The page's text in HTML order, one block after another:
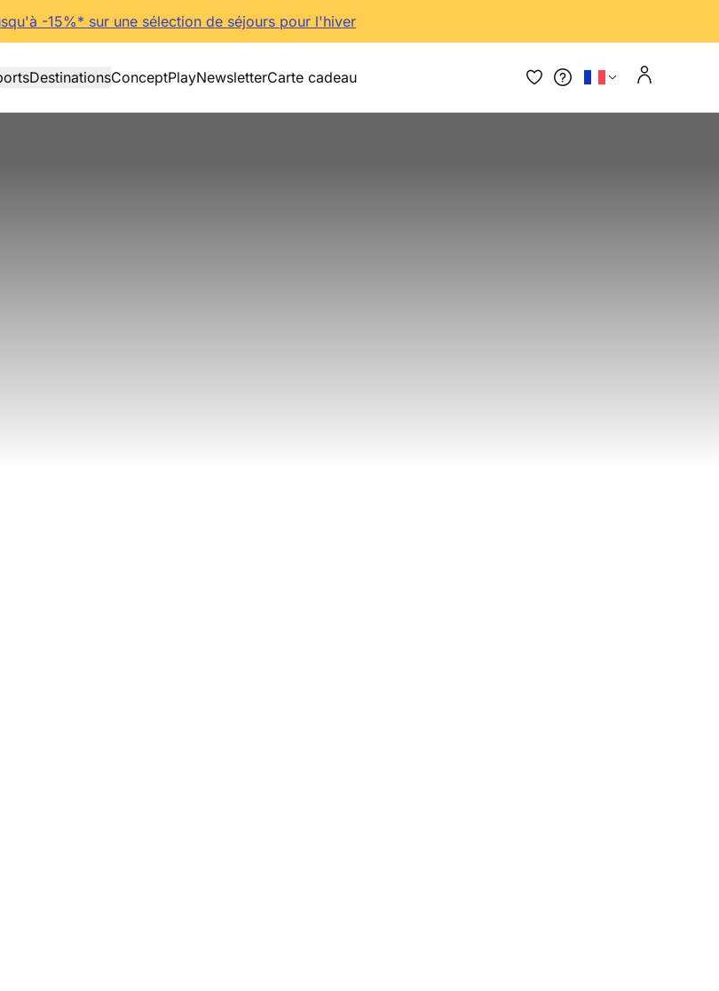
-15%* sur une sélection de séjours pour l'hiver
DestinationsConceptPlayNewsletterCarte cadeau